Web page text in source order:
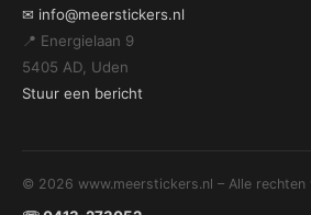
✉ info@meerstickers.nl
📍 Energielaan 9
5405 AD, Uden
Stuur een bericht
© 2026 www.meerstickers.nl – Alle rechten